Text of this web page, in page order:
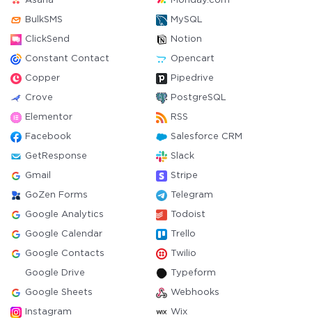
BulkSMS MySQL
ClickSend Notion
Constant Contact Opencart
Copper Pipedrive
Crove PostgreSQL
Elementor RSS
Facebook Salesforce CRM
GetResponse Slack
Gmail Stripe
GoZen Forms Telegram
Google Analytics Todoist
Google Calendar Trello
Google Contacts Twilio
Google Drive Typeform
Google Sheets Webhooks
Instagram Wix